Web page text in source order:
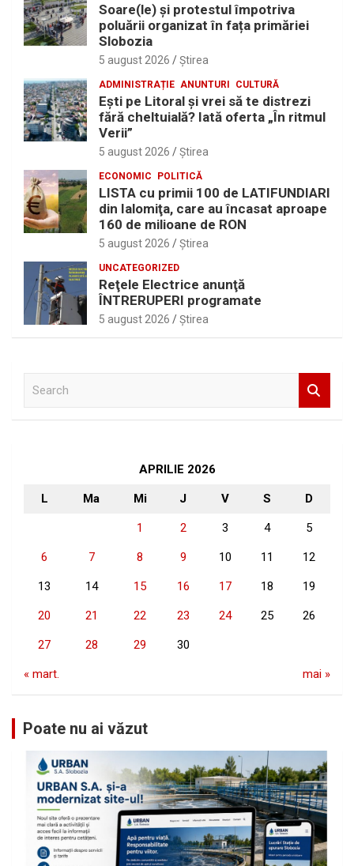
Soare(le) și protestul împotriva
poluării organizat în fața primăriei
Slobozia
5 august 2026 Ştirea
ADMINISTRAȚIE ANUNTURI CULTURĂ
Eşti pe Litoral şi vrei să te distrezi
fără cheltuială? Iată oferta „În ritmul
Verii”
5 august 2026 Ştirea
ECONOMIC POLITICĂ
LISTA cu primii 100 de LATIFUNDIARI
din Ialomiţa, care au încasat aproape
160 de milioane de RON
5 august 2026 Ştirea
UNCATEGORIZED
Reţele Electrice anunţă
ÎNTRERUPERI programate
5 august 2026 Ştirea
APRILIE 2026
L Ma Mi J V S D
1 2 3 4 5
6 7 8 9 10 11 12
13 14 15 16 17 18 19
20 21 22 23 24 25 26
27 28 29 30
« mart. mai »
Poate nu ai văzut